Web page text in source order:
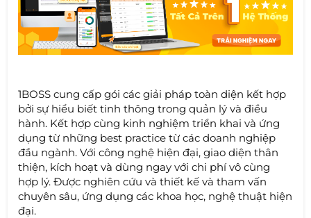
1BOSS cung cấp gói các giải pháp toàn diện kết hợp
bởi sự hiểu biết tinh thông trong quản lý và điều
hành. Kết hợp cùng kinh nghiệm triển khai và ứng
dụng từ những best practice từ các doanh nghiệp
đầu ngành. Với công nghệ hiện đại, giao diện thân
thiện, kích hoạt và dùng ngay với chi phí vô cùng
hợp lý. Được nghiên cứu và thiết kế và tham vấn
chuyên sâu, ứng dụng các khoa học, nghệ thuật hiện
đại.